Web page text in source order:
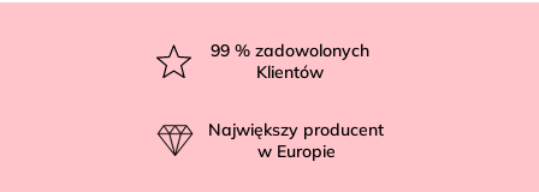
99 % zadowolonych
Klientów
Największy producent
w Europie